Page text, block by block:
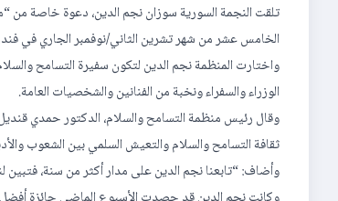
تلقت النجمة السورية سوزان نجم الدين، دعوة خاصة من
الخامس عشر من شهر تشرين الثاني/نوفمبر الجاري في
الوزراء والسفراء ونخبة من الفنانين والشخصيات العامة.
ثقافة التسامح والسلام والتعيش السلمي بين الشعوب
وأضاف: “تابعنا نجم الدين على مدار أكثر من سنة، فتبين